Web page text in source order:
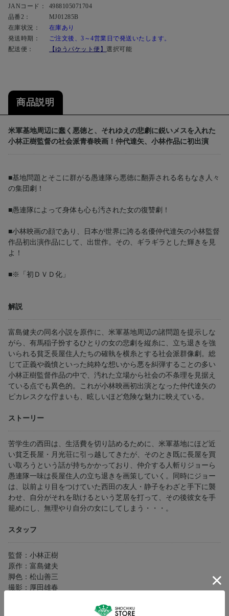
JANコード：
4988105071704
品番2：
MJ01285B
在庫状況：
在庫あり
発送時期：
ご注文後、3～4営業日で発送いたします。
配送便：
【ゆうパケット便】選択可能
商品説明
米軍基地周辺に蠢く悪徳と、それゆえの悲劇に鋭いメスを入れた
小林正樹監督の社会派青春映画！仲代達矢、小林作品に初出演
■基地問題とそこに群がる愚連隊ら悪徳に翻弄される名もなき人々
の集団劇！
■愚連隊によって身体も心も汚された女の復讐劇！
■小林映画の顔であり、日本が世界に誇る名優仲代達矢の小林監督
作品初出演作品にして、出世作。その、ギラギラとした輝きを見
よ！
■※「初ＤＶＤ化」
解説
富島健夫の同名小説を原作に、米軍基地周辺の諸問題を提示しな
がら、有馬稲子扮するひとりの女の悲劇を縦糸に、立ち退きを強
いられる貧乏長屋住人たちの確執を横糸とする社会派群像劇。総
じて正義や義憤といった純粋な想いから悪を糾弾することの多い
小林正樹監督作品の中で、汚れた立場から社会の不条理を見据え
ている点でも異色的。これが小林映画初出演となった仲代達矢の
ピカレスクな佇まいも、眩しいほど危険な魅力に映えている。
ストーリー
苦学生の西田は、生活費を切り詰めるために、米軍基地にほど近
い貧乏長屋・月光荘に引っ越してきたが、そのとき既に長屋を買
い取ろうという話が持ちかかっており、仲介する人斬りジョーら
愚連隊一味は長屋住人の立ち退きを画策していく。同時にジョー
は、以前より目をつけていた西田の友人・静子をわざと手下に襲
わせ、自分がそれを助けるという芝居を打って、その後彼女を手
籠めにし、無理やり自分の女にしてしまう・・・。
スタッフ
監督：小林正樹
原作：富島健夫
脚色：松山善三
撮影：厚田雄春